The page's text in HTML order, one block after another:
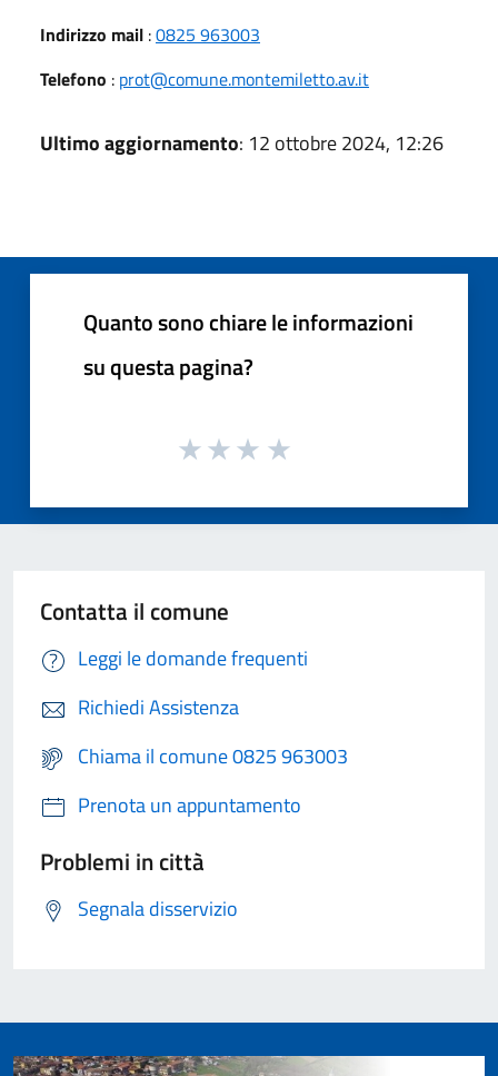
Indirizzo mail :0825 963003
Telefono : prot@comune.montemiletto.av.it
Ultimo aggiornamento: 12 ottobre 2024, 12:26
Quanto sono chiare le informazioni
su questa pagina?
Contatta il comune
Leggi le domande frequenti
Richiedi Assistenza
Chiama il comune 0825 963003
Prenota un appuntamento
Problemi in città
Segnala disservizio